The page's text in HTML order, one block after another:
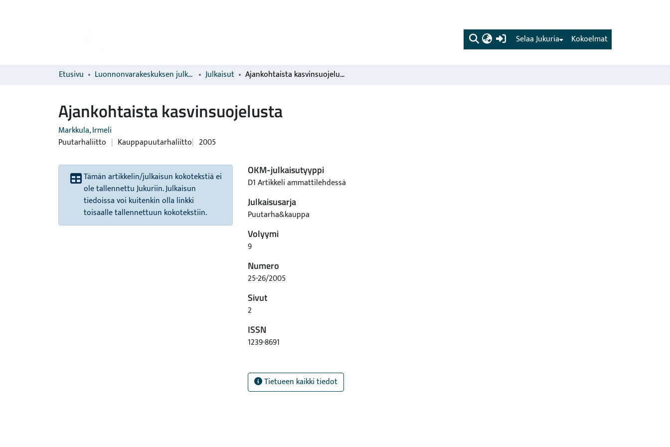
(current) Kokoelmat
Selaa Jukuria
Etusivu Luonnonvarakeskuksen julkaisut Julkaisut Ajankohtaista kasvinsuojelusta
Ajankohtaista kasvinsuojelusta
Markkula, Irmeli
Puutarhaliitto | Kauppapuutarhaliitto 2005
Tämän artikkelin/julkaisun kokotekstiä ei
ole tallennettu Jukuriin. Julkaisun
tiedoissa voi kuitenkin olla linkki
toisaalle tallennettuun kokotekstiin.
OKM-julkaisutyyppi
D1 Artikkeli ammattilehdessä
Julkaisusarja
Puutarha&kauppa
Volyymi
9
Numero
25-26/2005
Sivut
2
ISSN
1239-8691
Tietueen kaikki tiedot